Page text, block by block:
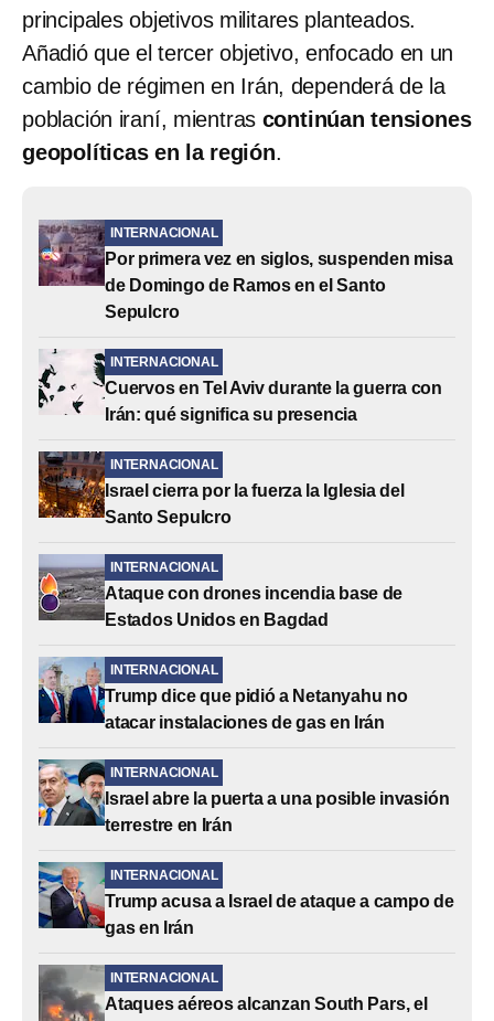
principales objetivos militares planteados.
Añadió que el tercer objetivo, enfocado en un
cambio de régimen en Irán, dependerá de la
población iraní, mientras continúan tensiones
geopolíticas en la región.
INTERNACIONAL
Por primera vez en siglos, suspenden misa
de Domingo de Ramos en el Santo
Sepulcro
INTERNACIONAL
Cuervos en Tel Aviv durante la guerra con
Irán: qué significa su presencia
INTERNACIONAL
Israel cierra por la fuerza la Iglesia del
Santo Sepulcro
INTERNACIONAL
Ataque con drones incendia base de
Estados Unidos en Bagdad
INTERNACIONAL
Trump dice que pidió a Netanyahu no
atacar instalaciones de gas en Irán
INTERNACIONAL
Israel abre la puerta a una posible invasión
terrestre en Irán
INTERNACIONAL
Trump acusa a Israel de ataque a campo de
gas en Irán
INTERNACIONAL
Ataques aéreos alcanzan South Pars, el